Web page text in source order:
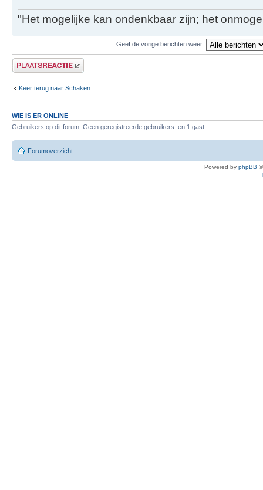
"Het mogelijke kan ondenkbaar zijn; het
Geef de vorige berichten weer:
Plaats een reactie
Keer terug naar Schaken
WIE IS ER ONLINE
Gebruikers op dit forum: Geen geregistreerde gebruikers. en 1 gast
Forumoverzicht
Powered by phpBB